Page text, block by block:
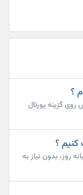
؟
گزینه پورتال
کنیم ؟
روز، بدون نیاز به